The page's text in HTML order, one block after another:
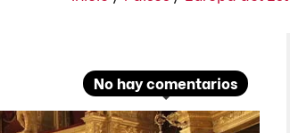
No hay comentarios